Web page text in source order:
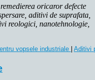
oricaror defecte
aditivi de suprafata,
reologici, nanotehnologie,
vopsele industriale Aditivi